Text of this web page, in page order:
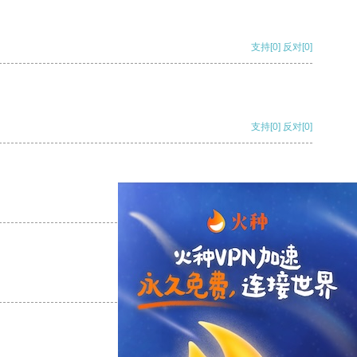
支持[0] 反对[0]
支持[0] 反对[0]
支持 [0] 反对[0]